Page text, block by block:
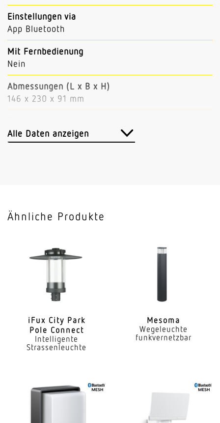
Einstellungen via
App Bluetooth
Mit Fernbedienung
Nein
Abmessungen (L x B x H)
146 x 230 x 91 mm
< 1 mW
Anwendung, Raum
Haus Terrasse / Balkon
Wand
Montageart
1,80 – 2,50 m
Alle Daten anzeigen
Ähnliche Produkte
iFux City Park
Pole Connect
Intelligente
Strassenleuchte
Mesoma
Wegeleuchte
funkvernetzbar